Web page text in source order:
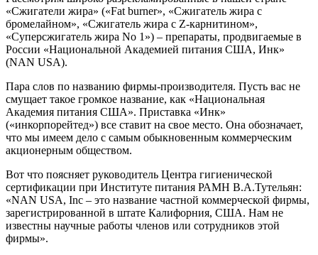
«Сжигатели жира» («Fat burner», «Сжигатель жира с
бромелайном», «Сжигатель жира с Z-карнитином»,
«Суперсжигатель жира No 1») – препараты, продвигаемые в
России «Национальной Академией питания США, Инк»
(NAN USA).
Пара слов по названию фирмы-производителя. Пусть вас не
смущает такое громкое название, как «Национальная
Академия питания США». Приставка «Инк»
(«инкорпорейтед») все ставит на свое место. Она обозначает,
что мы имеем дело с самым обыкновенным коммерческим
акционерным обществом.
Вот что поясняет руководитель Центра гигиенической
сертификации при Институте питания РАМН В.А.Тутельян:
«NAN USA, Inc – это название частной коммерческой фирмы,
зарегистрированной в штате Калифорния, США. Нам не
известны научные работы членов или сотрудников этой
фирмы».